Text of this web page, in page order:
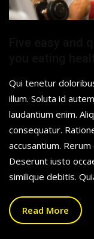
Qui tenetur
illum. Soluta id
laudantium enim.
consequatur.
accusantium.
Deserunt iusto
similique debitis.
Read More